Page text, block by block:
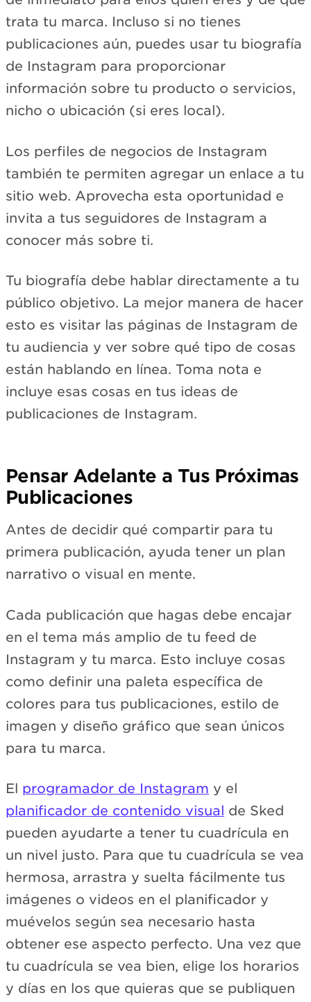
trata tu marca. Incluso si no tienes
publicaciones aún, puedes usar tu biografía
de Instagram para proporcionar
información sobre tu producto o servicios,
nicho o ubicación (si eres local).
Los perfiles de negocios de Instagram
también te permiten agregar un enlace a tu
sitio web. Aprovecha esta oportunidad e
invita a tus seguidores de Instagram a
conocer más sobre ti.
Tu biografía debe hablar directamente a tu
público objetivo. La mejor manera de hacer
esto es visitar las páginas de Instagram de
tu audiencia y ver sobre qué tipo de cosas
están hablando en línea. Toma nota e
incluye esas cosas en tus ideas de
publicaciones de Instagram.
Pensar Adelante a Tus Próximas
Publicaciones
Antes de decidir qué compartir para tu
primera publicación, ayuda tener un plan
narrativo o visual en mente.
Cada publicación que hagas debe encajar
en el tema más amplio de tu feed de
Instagram y tu marca. Esto incluye cosas
como definir una paleta específica de
colores para tus publicaciones, estilo de
imagen y diseño gráfico que sean únicos
para tu marca.
El programador de Instagram y el
planificador de contenido visual de Sked
pueden ayudarte a tener tu cuadrícula en
un nivel justo. Para que tu cuadrícula se vea
hermosa, arrastra y suelta fácilmente tus
imágenes o videos en el planificador y
muévelos según sea necesario hasta
obtener ese aspecto perfecto. Una vez que
tu cuadrícula se vea bien, elige los horarios
y días en los que quieras que se publiquen